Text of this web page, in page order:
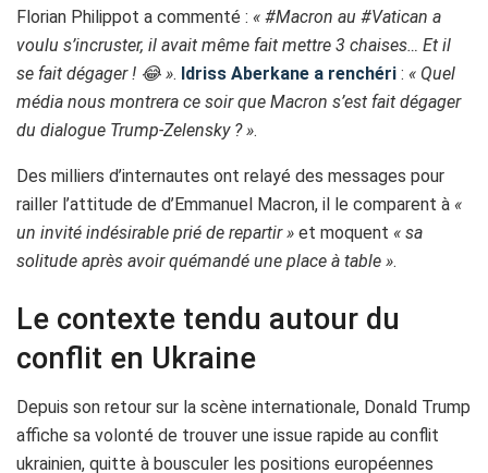
Florian Philippot a commenté : « #Macron au #Vatican a
voulu s’incruster, il avait même fait mettre 3 chaises… Et il
se fait dégager ! 😂 ». Idriss Aberkane a renchéri : « Quel
média nous montrera ce soir que Macron s’est fait dégager
du dialogue Trump-Zelensky ? ».
Des milliers d’internautes ont relayé des messages pour
railler l’attitude de d’Emmanuel Macron, il le comparent à «
un invité indésirable prié de repartir » et moquent « sa
solitude après avoir quémandé une place à table ».
Le contexte tendu autour du
conflit en Ukraine
Depuis son retour sur la scène internationale, Donald Trump
affiche sa volonté de trouver une issue rapide au conflit
ukrainien, quitte à bousculer les positions européennes